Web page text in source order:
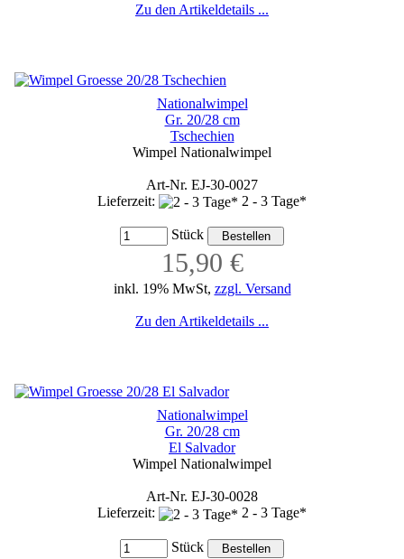
Zu den Artikeldetails ...
Nationalwimpel
Gr. 20/28 cm
Tschechien
Wimpel Nationalwimpel
Art-Nr. EJ-30-0027
Lieferzeit:
2 - 3 Tage*
Stück
15,90 €
inkl. 19% MwSt, zzgl. Versand
Zu den Artikeldetails ...
Nationalwimpel
Gr. 20/28 cm
El Salvador
Wimpel Nationalwimpel
Art-Nr. EJ-30-0028
Lieferzeit:
2 - 3 Tage*
Stück